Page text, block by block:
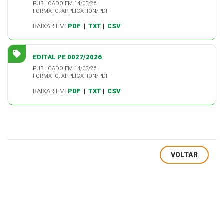
PUBLICADO EM 14/05/26
FORMATO: APPLICATION/PDF
BAIXAR EM: PDF | TXT | CSV
EDITAL PE 0027/2026
PUBLICADO EM 14/05/26
FORMATO: APPLICATION/PDF
BAIXAR EM: PDF | TXT | CSV
VOLTAR